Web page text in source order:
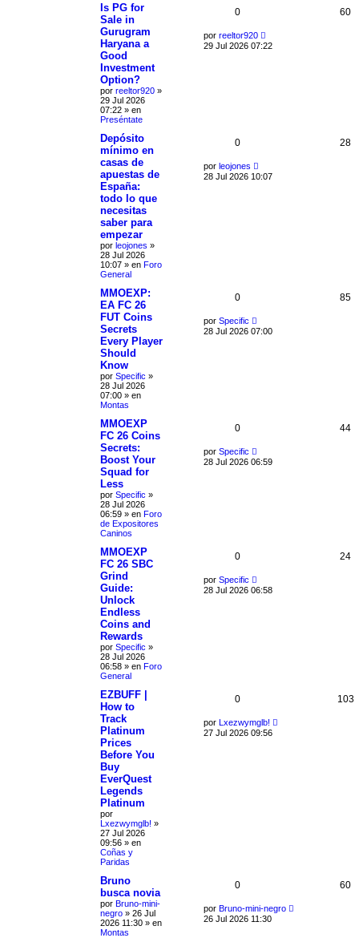
Is PG for
Sale in
Gurugram
Haryana a
Good
Investment
Option?
por reeltor920 »
29 Jul 2026
07:22 » en
Preséntate
0 60
por reeltor920
29 Jul 2026 07:22
Depósito
mínimo en
casas de
apuestas de
España:
todo lo que
necesitas
saber para
empezar
por leojones »
28 Jul 2026
10:07 » en Foro
General
0 28
por leojones
28 Jul 2026 10:07
MMOEXP:
EA FC 26
FUT Coins
Secrets
Every Player
Should
Know
por Specific »
28 Jul 2026
07:00 » en
Montas
0 85
por Specific
28 Jul 2026 07:00
MMOEXP
FC 26 Coins
Secrets:
Boost Your
Squad for
Less
por Specific »
28 Jul 2026
06:59 » en Foro
de Expositores
Caninos
0 44
por Specific
28 Jul 2026 06:59
MMOEXP
FC 26 SBC
Grind
Guide:
Unlock
Endless
Coins and
Rewards
por Specific »
28 Jul 2026
06:58 » en Foro
General
0 24
por Specific
28 Jul 2026 06:58
EZBUFF |
How to
Track
Platinum
Prices
Before You
Buy
EverQuest
Legends
Platinum
por
Lxezwymglb! »
27 Jul 2026
09:56 » en
Coñas y
Paridas
0 103
por Lxezwymglb!
27 Jul 2026 09:56
Bruno
busca novia
por Bruno-mini-
negro » 26 Jul
2026 11:30 » en
Montas
0 60
por Bruno-mini-negro
26 Jul 2026 11:30